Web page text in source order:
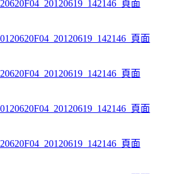
頁面
頁面
頁面